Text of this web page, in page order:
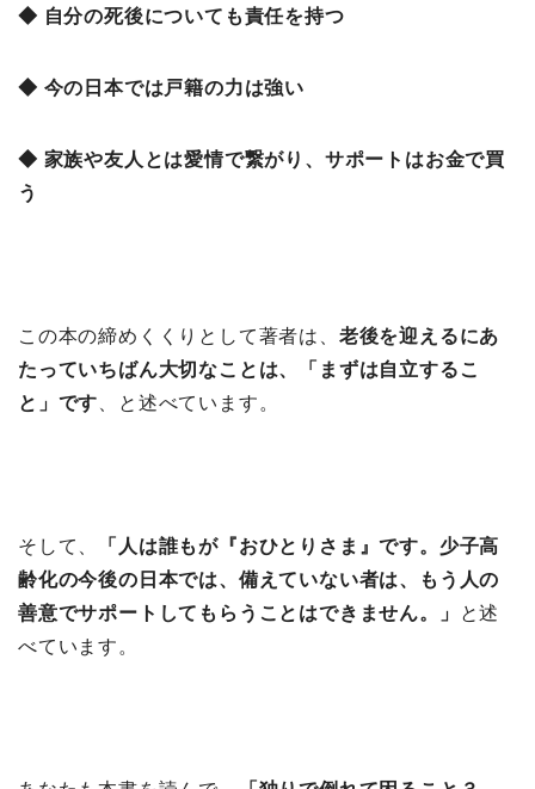
◆ 自分の死後についても責任を持つ
◆ 今の日本では戸籍の力は強い
◆ 家族や友人とは愛情で繋がり、サポートはお金で買
う
この本の締めくくりとして著者は、 老後を迎えるにあ
たっていちばん大切なことは、「まずは自立するこ
と」です 、と述べています。
そして、
「人は誰もが『おひとりさま』です。少子高
齢化の今後の日本では、備えていない者は、もう人の
善意でサポートしてもらうことはできません。」
と述
べています。